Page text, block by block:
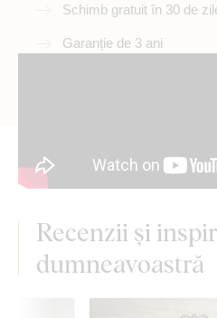
Schimb gratuit în 30 de
Garanție de 3 ani
Recenzii și
dumneavoastră